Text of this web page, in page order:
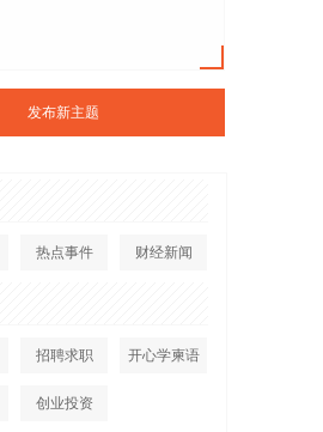
发布新主题
热点事件 财经新闻
招聘求职 开心学柬语
创业投资